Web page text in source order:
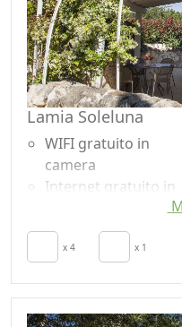
Lamia Soleluna
WIFI gratuito in
camera
Internet gratuito in
TV in camera
Aria Condizionata
autonomo
Culla
x 4 x 1